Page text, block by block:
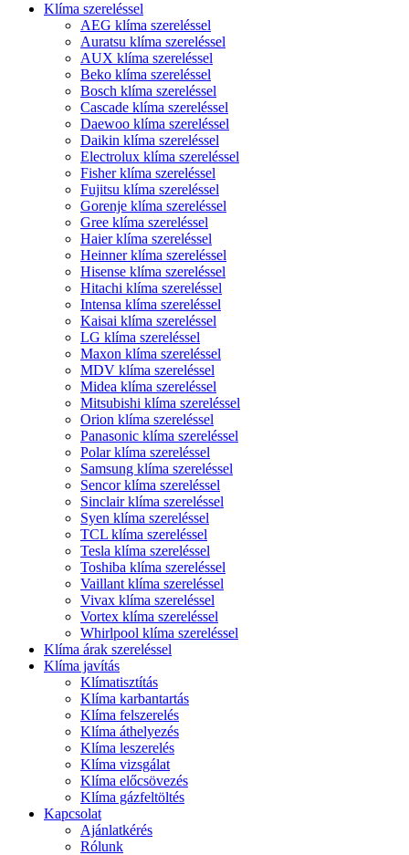
Klíma szereléssel
AEG klíma szereléssel
Auratsu klíma szereléssel
AUX klíma szereléssel
Beko klíma szereléssel
Bosch klíma szereléssel
Cascade klíma szereléssel
Daewoo klíma szereléssel
Daikin klíma szereléssel
Electrolux klíma szereléssel
Fisher klíma szereléssel
Fujitsu klíma szereléssel
Gorenje klíma szereléssel
Gree klíma szereléssel
Haier klíma szereléssel
Heinner klíma szereléssel
Hisense klíma szereléssel
Hitachi klíma szereléssel
Intensa klíma szereléssel
Kaisai klíma szereléssel
LG klíma szereléssel
Maxon klíma szereléssel
MDV klíma szereléssel
Midea klíma szereléssel
Mitsubishi klíma szereléssel
Orion klíma szereléssel
Panasonic klíma szereléssel
Polar klíma szereléssel
Samsung klíma szereléssel
Sencor klíma szereléssel
Sinclair klíma szereléssel
Syen klíma szereléssel
TCL klíma szereléssel
Tesla klíma szereléssel
Toshiba klíma szereléssel
Vaillant klíma szereléssel
Vivax klíma szereléssel
Vortex klíma szereléssel
Whirlpool klíma szereléssel
Klíma árak szereléssel
Klíma javítás
Klímatisztítás
Klíma karbantartás
Klíma felszerelés
Klíma áthelyezés
Klíma leszerelés
Klíma vizsgálat
Klíma előcsövezés
Klíma gázfeltöltés
Kapcsolat
Ajánlatkérés
Rólunk